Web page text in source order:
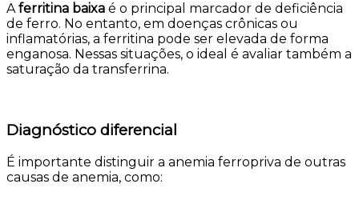
Aferritina baixa é o principal marcador de deficiência
de ferro. No entanto, em doenças crônicas ou
inflamatórias, a ferritina pode ser elevada de forma
enganosa. Nessas situações, o ideal é avaliar também a
saturação da transferrina.
Diagnóstico diferencial
É importante distinguir a anemia ferropriva de outras
causas de anemia, como: